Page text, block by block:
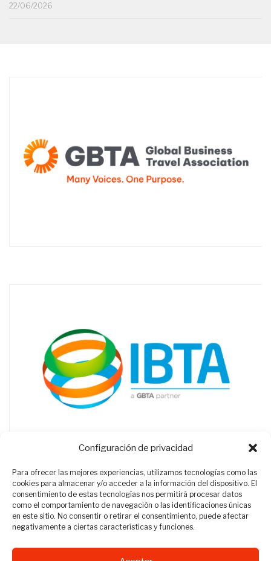
Configuración de privacidad
Para ofrecer las mejores experiencias, utilizamos tecnologías como las
cookies para almacenar y/o acceder a la información del dispositivo. El
consentimiento de estas tecnologías nos permitirá procesar datos
como el comportamiento de navegación o las identificaciones únicas
en este sitio. No consentir o retirar el consentimiento, puede afectar
negativamente a ciertas características y funciones.
22/06/2026